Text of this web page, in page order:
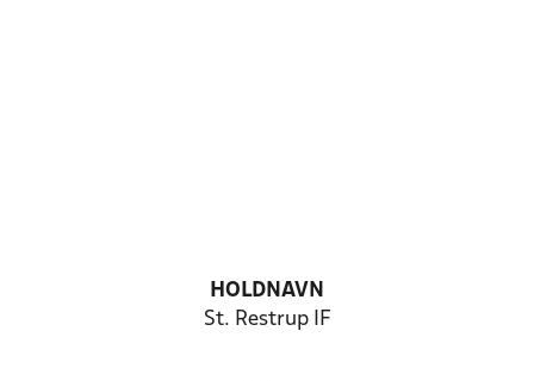
HOLDNAVN
St. Restrup IF